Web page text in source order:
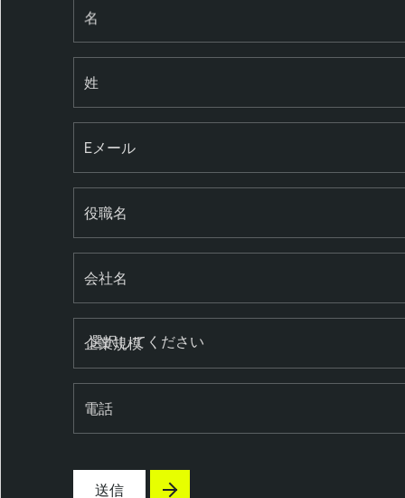
名
姓
Eメール
役職名
会社名
企業規模
電話
送信